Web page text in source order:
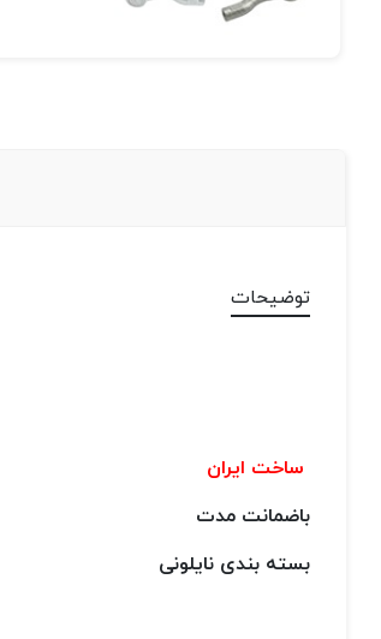
توضیحات
ساخت ایران
باضمانت مدت
بسته بندی نایلونی